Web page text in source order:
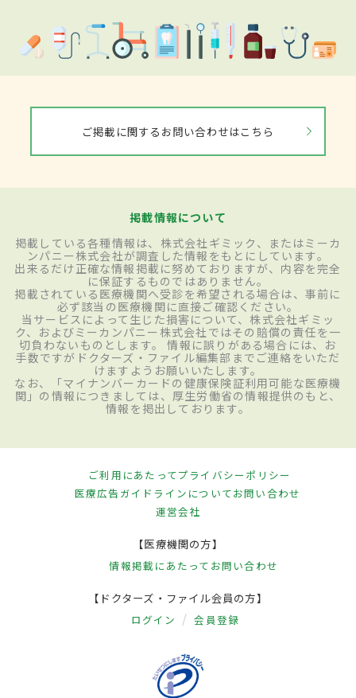
ご掲載に関するお問い合わせはこちら
掲載情報について
掲載している各種情報は、株式会社ギミック、またはミーカ
ンパニー株式会社が調査した情報をもとにしています。
出来るだけ正確な情報掲載に努めておりますが、内容を完全
に保証するものではありません。
掲載されている医療機関へ受診を希望される場合は、事前に
必ず該当の医療機関に直接ご確認ください。
当サービスによって生じた損害について、株式会社ギミッ
ク、およびミーカンパニー株式会社ではその賠償の責任を一
切負わないものとします。 情報に誤りがある場合には、お
手数ですがドクターズ・ファイル編集部までご連絡をいただ
けますようお願いいたします。
なお、「マイナンバーカードの健康保険証利用可能な医療機
関」の情報につきましては、厚生労働省の情報提供のもと、
情報を掲出しております。
ご利用にあたってプライバシーポリシー
医療広告ガイドラインについてお問い合わせ
運営会社
【医療機関の方】
情報掲載にあたって お問い合わせ
【ドクターズ・ファイル会員の方】
ログイン 会員登録